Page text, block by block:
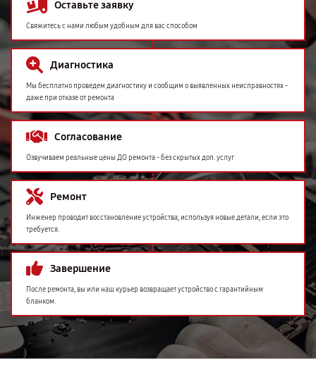
Оставьте заявку
Свяжитесь с нами любым удобным для вас способом
Диагностика
Мы бесплатно проведем диагностику и сообщим о выявленных неисправностях -
даже при отказе от ремонта
Согласование
Озвучиваем реальные цены ДО ремонта - без скрытых доп. услуг
Ремонт
Инженер проводит восстановление устройства, используя новые детали, если это
требуется.
Завершение
После ремонта, вы или наш курьер возвращает устройство с гарантийным
бланком.